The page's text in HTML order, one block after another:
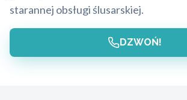
starannej obsługi ślusarskiej.
DZWOŃ!